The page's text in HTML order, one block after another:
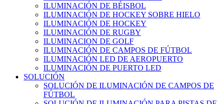
ILUMINACIÓN DE BÉISBOL
ILUMINACIÓN DE HOCKEY SOBRE HIELO
ILUMINACIÓN DE HOCKEY
ILUMINACIÓN DE RUGBY
ILUMINACION DE GOLF
ILUMINACIÓN DE CAMPOS DE FÚTBOL
ILUMINACIÓN LED DE AEROPUERTO
ILUMINACIÓN DE PUERTO LED
SOLUCIÓN
SOLUCIÓN DE ILUMINACIÓN DE CAMPOS DE
FÚTBOL